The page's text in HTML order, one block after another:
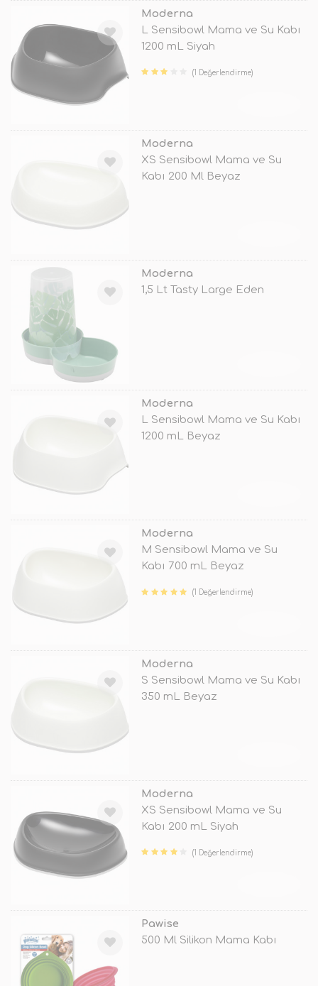
Moderna
L Sensibowl Mama ve Su Kabı
1200 mL Siyah
(1 Değerlendirme)
Moderna
XS Sensibowl Mama ve Su
Kabı 200 Ml Beyaz
Moderna
1,5 Lt Tasty Large Eden
Moderna
L Sensibowl Mama ve Su Kabı
1200 mL Beyaz
Moderna
M Sensibowl Mama ve Su
Kabı 700 mL Beyaz
(1 Değerlendirme)
Moderna
S Sensibowl Mama ve Su Kabı
350 mL Beyaz
Moderna
XS Sensibowl Mama ve Su
Kabı 200 mL Siyah
(1 Değerlendirme)
Pawise
500 Ml Silikon Mama Kabı